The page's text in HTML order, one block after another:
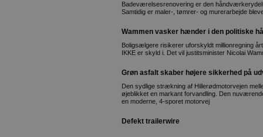
Badeværelsesrenovering er den
Samtidig er maler-, tømrer- og murerarbejde
Wammen vasker hænder i den politiske
Boligsælgere risikerer uforskyldt millionregning
IKKE er skyld i. Det vil justitsminister Nicolai
Grøn asfalt skaber højere sikkerhed på
Den sydlige strækning af Hillerødmotorvejen
øjeblikket en markant forvandling. Den
en moderne, 4-sporet motorvej
Defekt trailerwire